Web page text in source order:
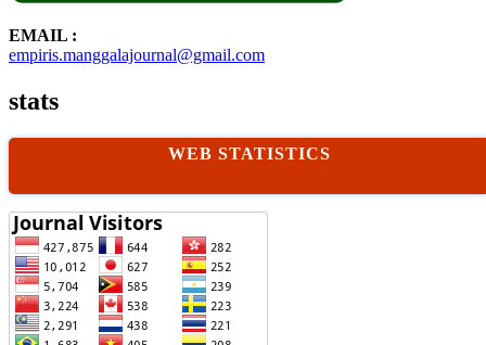
EMAIL :
empiris.manggalajournal@gmail.com
stats
WEB STATISTICS